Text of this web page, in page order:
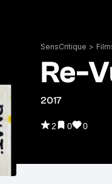
SensCritique >
Re-
2017
2 0 0